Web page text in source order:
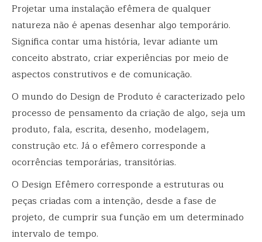
Projetar uma instalação efêmera de qualquer
natureza não é apenas desenhar algo temporário.
Significa contar uma história, levar adiante um
conceito abstrato, criar experiências por meio de
aspectos construtivos e de comunicação.
O mundo do Design de Produto é caracterizado pelo
processo de pensamento da criação de algo, seja um
produto, fala, escrita, desenho, modelagem,
construção etc. Já o efêmero corresponde a
ocorrências temporárias, transitórias.
O Design Efêmero corresponde a estruturas ou
peças criadas com a intenção, desde a fase de
projeto, de cumprir sua função em um determinado
intervalo de tempo.